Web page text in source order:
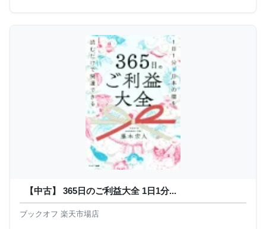
【中古】 365日のご利益大全 1日1分...
ブックオフ 楽天市場店